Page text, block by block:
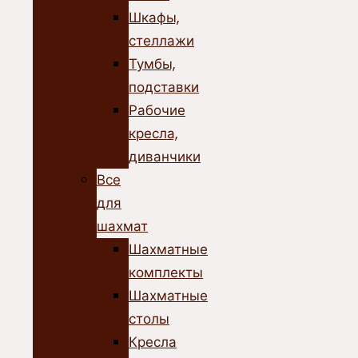
Шкафы,
стеллажи
Тумбы,
подставки
Рабочие
кресла,
диванчики
Все
для
шахмат
Шахматные
комплекты
Шахматные
столы
Кресла